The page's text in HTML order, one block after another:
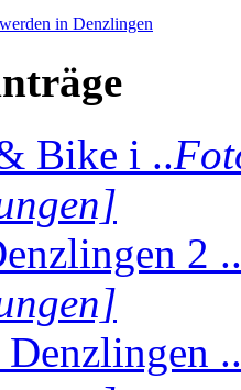
in Denzlingen
Bike i ..
2 ..
Denzlingen ..